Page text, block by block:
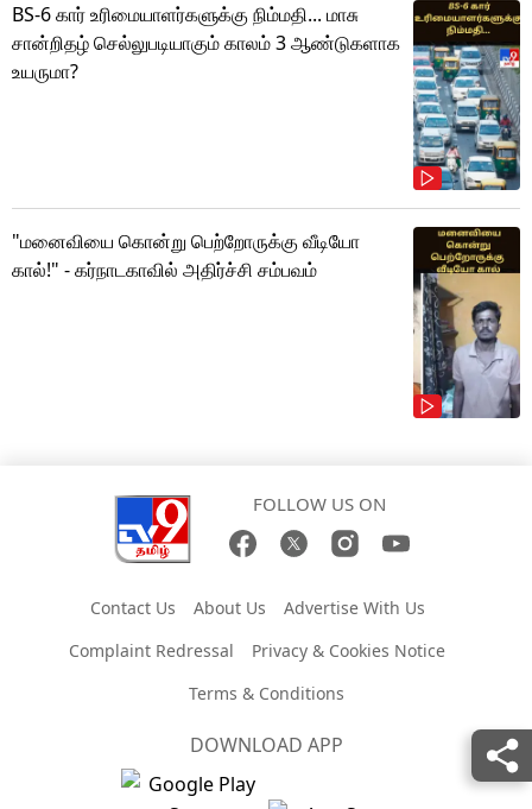
BS-6 கார் உரிமையாளர்களுக்கு நிம்மதி... மாசு
சான்றிதழ் செல்லுபடியாகும் காலம் 3 ஆண்டுகளாக
உயருமா?
"மனைவியை கொன்று பெற்றோருக்கு வீடியோ
கால்!" - கர்நாடகாவில் அதிர்ச்சி சம்பவம்
FOLLOW US ON
Contact Us About Us
Advertise With Us
Complaint Redressal
Privacy & Cookies Notice
Terms & Conditions
DOWNLOAD APP